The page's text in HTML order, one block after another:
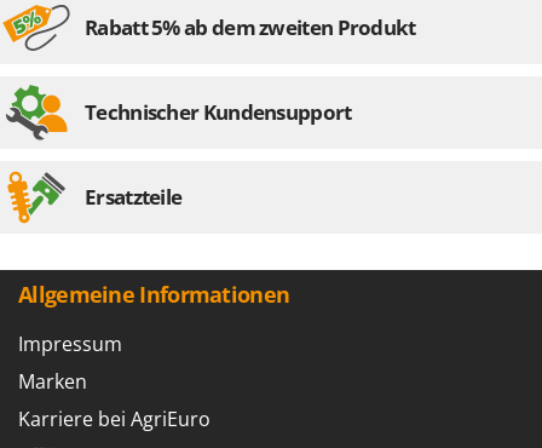
Tineco
Tornado
Trev - Abrek - TecnoVIR
U
V
Verdemax
Rabatt 5% ab dem zweiten Produkt
Technischer Kundensupport
Ersatzteile
Allgemeine Informationen
Impressum
Marken
Karriere bei AgriEuro